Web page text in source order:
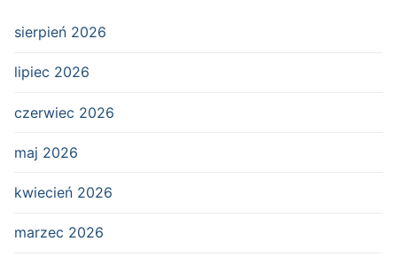
sierpień 2026
lipiec 2026
czerwiec 2026
maj 2026
kwiecień 2026
marzec 2026